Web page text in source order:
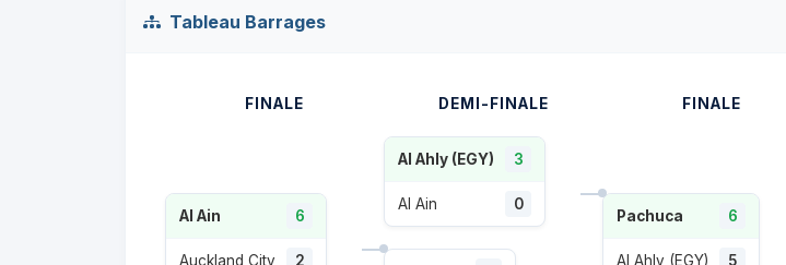
Tableau Barrages
FINALE
Al Ain 6
Auckland City 2
DEMI-FINALE
Al Ahly (EGY) 3
Al Ain 0
FINALE
Pachuca 6
Al Ahly (EGY) 5